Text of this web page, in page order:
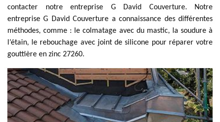
contacter notre entreprise G David Couverture. Notre
entreprise G David Couverture a connaissance des différentes
méthodes, comme : le colmatage avec du mastic, la soudure à
l’étain, le rebouchage avec joint de silicone pour réparer votre
gouttière en zinc 27260.